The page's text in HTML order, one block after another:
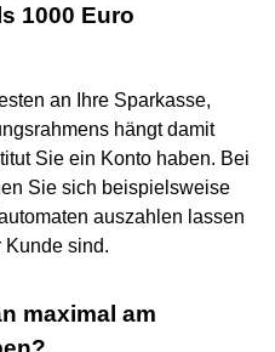
1000 Euro
an Ihre Sparkasse,
hängt damit
Sie ein Konto haben. Bei
Sie sich beispielsweise
auszahlen lassen
Kunde sind.
maximal am